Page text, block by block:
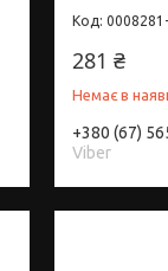
281 ₴
Немає в
+380 (67)
Viber